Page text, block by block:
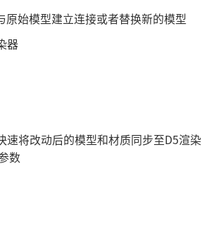
原始模型建立连接或者替换新的模型
器
速将改动后的模型和材质同步至D5渲染
数